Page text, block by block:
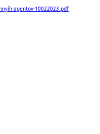
agentov-10022023.pdf